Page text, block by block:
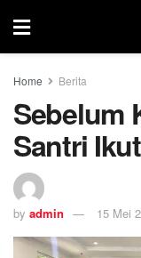
Home Berita
Sebelum
Santri
by admin 15 Mei